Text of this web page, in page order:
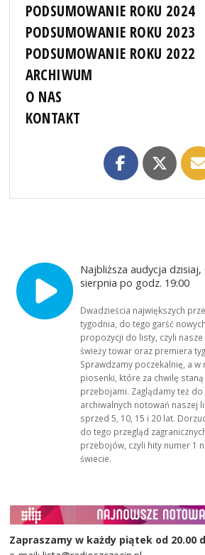
PODSUMOWANIE ROKU 2024
PODSUMOWANIE ROKU 2023
PODSUMOWANIE ROKU 2022
ARCHIWUM
O NAS
KONTAKT
Najbliższa audycja dzisiaj,
sierpnia po godz. 19:00
Dwadzieścia największych
tygodnia, do tego garść nowych
propozycji do listy, czyli nasze
świeży towar oraz premiera
Sprawdzamy poczekalnię, a w
piosenki, które za chwilę staną
przebojami. Zaglądamy też do
archiwalnych notowań naszej
sprzed 5, 10, 15 i 20 lat.
do tego przegląd
przebojów, czyli hity numer 1
świecie.
Zapraszamy w każdy piątek od 20.00